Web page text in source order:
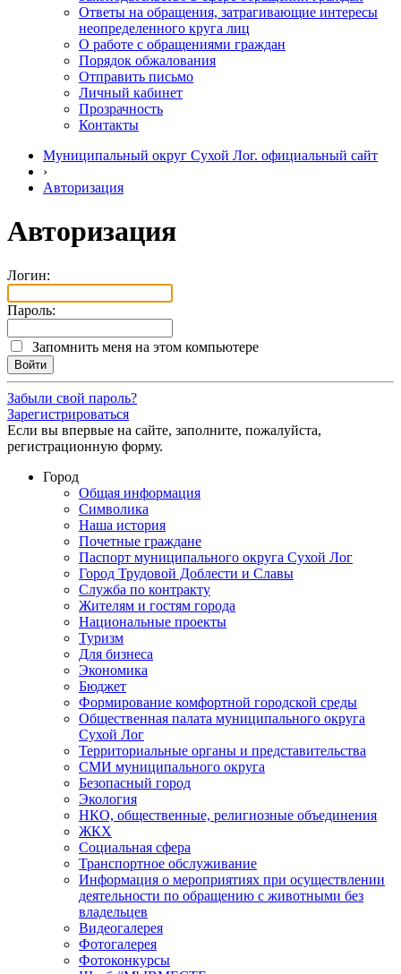
Ответы на обращения, затрагивающие интересы
неопределенного круга лиц
О работе с обращениями граждан
Порядок обжалования
Отправить письмо
Личный кабинет
Прозрачность
Контакты
Муниципальный округ Сухой Лог. официальный сайт
›
Авторизация
Авторизация
Логин:
Пароль:
Запомнить меня на этом компьютере
Забыли свой пароль?
Зарегистрироваться
Если вы впервые на сайте, заполните, пожалуйста,
регистрационную форму.
Город
Общая информация
Символика
Наша история
Почетные граждане
Паспорт муниципального округа Сухой Лог
Город Трудовой Доблести и Славы
Служба по контракту
Жителям и гостям города
Национальные проекты
Туризм
Для бизнеса
Экономика
Бюджет
Формирование комфортной городской среды
Общественная палата муниципального округа
Сухой Лог
Территориальные органы и представительства
СМИ муниципального округа
Безопасный город
Экология
НКО, общественные, религиозные объединения
ЖКХ
Социальная сфера
Транспортное обслуживание
Информация о мероприятиях при осуществлении
деятельности по обращению с животными без
владельцев
Видеогалерея
Фотогалерея
Фотоконкурсы